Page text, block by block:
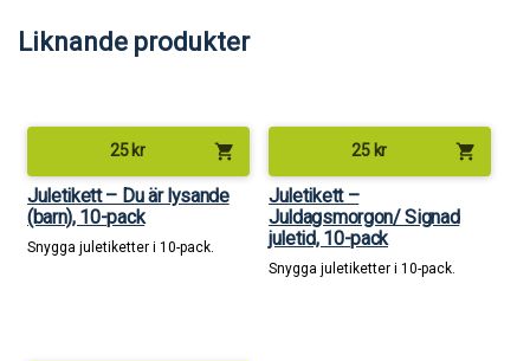
Liknande produkter
25 kr shopping_cart
Juletikett – Du är lysande
(barn), 10-pack
Snygga juletiketter i 10-pack.
25 kr shopping_cart
Juletikett –
Juldagsmorgon/ Signad
juletid, 10-pack
Snygga juletiketter i 10-pack.